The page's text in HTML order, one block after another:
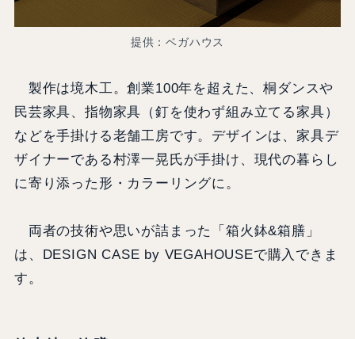
提供：ベガハウス
製作は境木工。創業100年を超えた、桐ダンスや
民芸家具、指物家具（釘を使わず組み立てる家具）
などを手掛ける老舗工房です。デザインは、家具デ
ザイナーである村澤一晃氏が手掛け、現代の暮らし
に寄り添った形・カラーリングに。
両者の技術や思いが詰まった「箱火鉢&箱膳」
は、DESIGN CASE by VEGAHOUSEで購入できま
す。